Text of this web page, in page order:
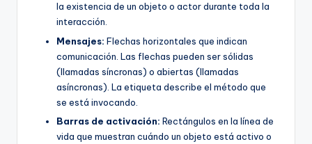
la existencia de un objeto o actor durante toda la
interacción.
Mensajes: Flechas horizontales que indican
comunicación. Las flechas pueden ser sólidas
(llamadas síncronas) o abiertas (llamadas
asíncronas). La etiqueta describe el método que
se está invocando.
Barras de activación: Rectángulos en la línea de
vida que muestran cuándo un objeto está activo o